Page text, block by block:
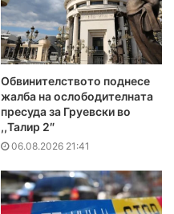
Обвинителството поднесе
жалба на ослободителната
пресуда за Груевски во
,,Талир 2″
06.08.2026 21:41